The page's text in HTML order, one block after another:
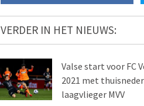
VERDER IN HET NIEUWS:
Valse start voor FC
2021 met
laagvlieger MVV